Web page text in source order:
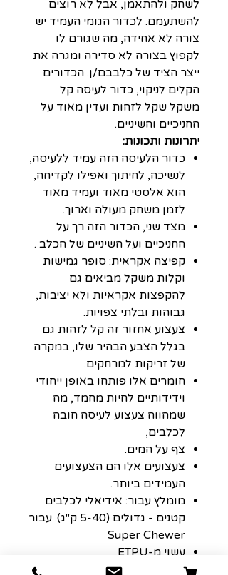
לשחק ולהתאמן, אבל לא רוצים
להשתעמם. לכדור הגומי העמיד יש
צורה לא אחידה, מה שגורם לו
לקפוץ בצורה לא סדירה ומגרה את
ייצר הציד של כלבבם/ן. הכדורים
הקלים לניקוי, כדור לעיסה קל
משקל שקל לזהות ועדין מאוד על
החניכיים והשיניים.
יתרונות ותכונות:
כדור הלעיסה הזה עמיד ללעיסה,
לנשיכה, לחיתוך ואפילו לקדיחה,
הוא אלסטי מאוד ועמיד מאוד
לזמן משחק מעולה וארוך.
מצד שני, הכדור הזה רך על
החניכיים ועל השיניים של הכלב .
קפיצה אקראית: סופר גמישות
וקלות משקל מביאים גם
להקפצות אקראיות ולא יציבות,
גבוהות ובלתי צפויות.
צעצוע אחזור זה קל לזהות גם
בגלל הצבע הבהיר שלו, במקרה
של זריקות למרחקים.
חומרים אלו פותחו באופן ייחודי
וידידותיים לחיות מחמד, מה
שמהווה צעצוע לעיסה חובה
לכלבים,
צף על המים.
צעצועים אלו הם הצעצועים
העמידים ביותר.
מומלץ עבור: אידיאלי לכלבים
קטנים - גדולים (5-40 ק"ג). עבור
Super Chewer
עשוי מ-ETPU
הוראות לשימוש: